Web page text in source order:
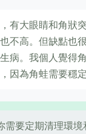
有大眼睛和角狀
不高。但缺點也
病。我個人覺得
因為角蛙需要穩定
要定期清理環